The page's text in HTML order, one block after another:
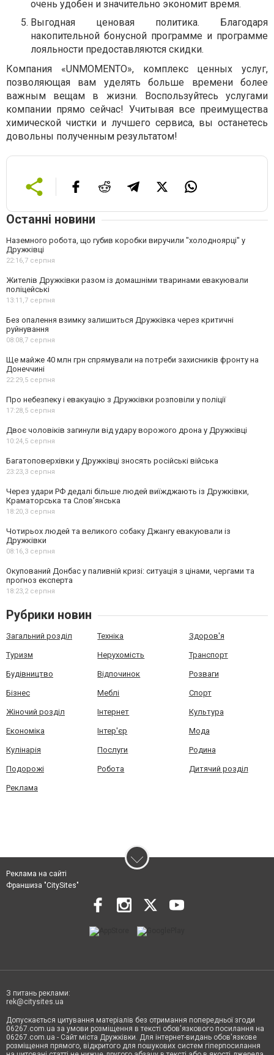
очень удобен и значительно экономит время.
Выгодная ценовая политика. Благодаря
накопительной бонусной программе и программе
лояльности предоставляются скидки.
Компания «UNMOMENTO», комплекс ценных услуг,
позволяющая вам уделять больше времени более
важным вещам в жизни. Воспользуйтесь услугами
компании прямо сейчас! Учитывая все преимущества
химической чистки и лучшего сервиса, вы останетесь
довольны полученным результатом!
Останні новини
Наземного робота, що губив коробки виручили "холодноярці" у
Дружківці
22:16,7 серпня
Жителів Дружківки разом із домашніми тваринами евакуювали
поліцейські
13:11,7 серпня
Без опалення взимку залишиться Дружківка через критичні
руйнування
08:08,7 серпня
Ще майже 40 млн грн спрямували на потреби захисників фронту на
Донеччині
22:29,5 серпня
Про небезпеку і евакуацію з Дружківки розповіли у поліції
17:28,5 серпня
Двоє чоловіків загинули від удару ворожого дрона у Дружківці
10:24,5 серпня
Багатоповерхівки у Дружківці зносять російські війська
23:23,3 серпня
Через удари РФ дедалі більше людей виїжджають із Дружківки,
Краматорська та Слов’янська
18:20,3 серпня
Чотирьох людей та великого собаку Джангу евакуювали із
Дружківки
08:16,3 серпня
Окупований Донбас у паливній кризі: ситуація з цінами, чергами та
прогноз експерта
18:23,2 серпня
Рубрики новин
Загальний розділ Техніка Здоров'я
Туризм Нерухомість Транспорт
Будівництво Відпочинок Розваги
Бізнес Меблі Спорт
Жіночий розділ Інтернет Культура
Економіка Інтер'єр Мода
Кулінарія Послуги Родина
Подорожі Робота Дитячий розділ
Реклама
Реклама на сайті
Франшиза "CitySites"
З питань реклами:
rek@citysites.ua
Допускається цитування матеріалів без отримання попередньої згоди
06267.com.ua за умови розміщення в тексті обов'язкового посилання на
06267.com.ua - Сайт міста Дружківки. Для інтернет-видань обов'язкове
розміщення прямого, відкритого для пошукових систем гіперпосилання